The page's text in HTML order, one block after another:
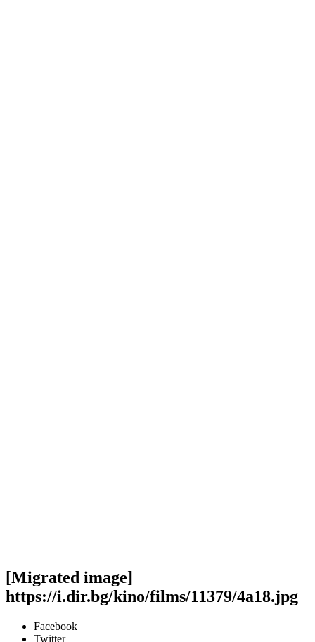
[Migrated image]
https://i.dir.bg/kino/films/11379/4a18.jpg
Facebook
Twitter